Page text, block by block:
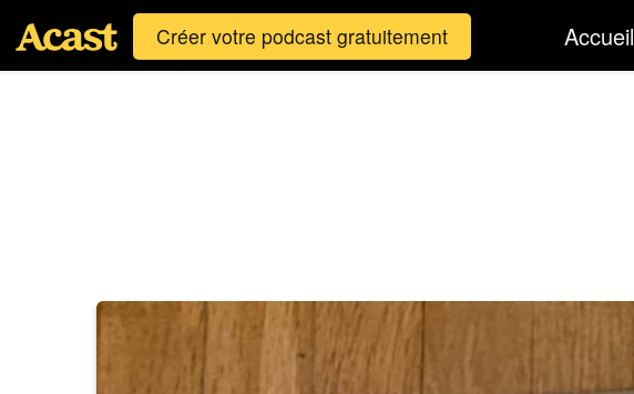
Créer votre podcast gratuitement Accueil